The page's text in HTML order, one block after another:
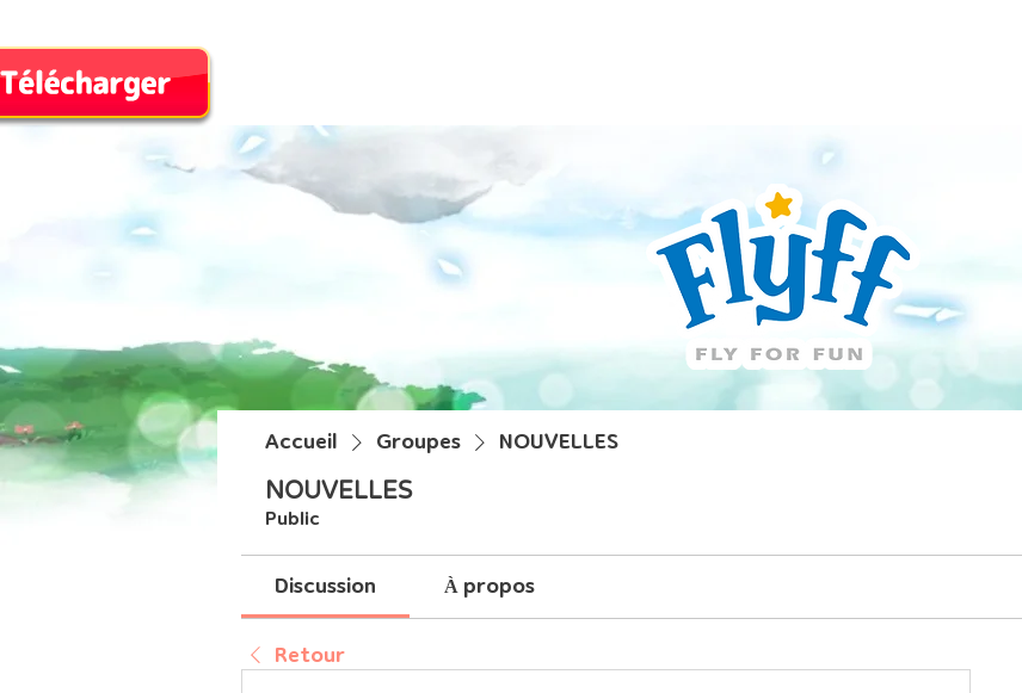
Accueil Groupes NOUVELLES
NOUVELLES
Public
Discussion À propos
Retour